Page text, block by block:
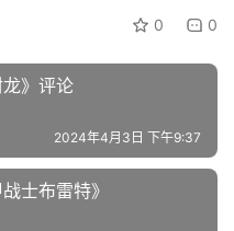
注册
0 0
》评论
2024年4月3日 下午9:37
士布雷特》